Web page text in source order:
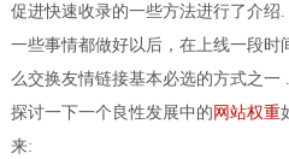
促进快速收录的一些方法进行了介绍
一些事情都做好以后，在上线一段时
么交换友情链接基本必选的方式之一
探讨一下一个良性发展中的网站权重
来: